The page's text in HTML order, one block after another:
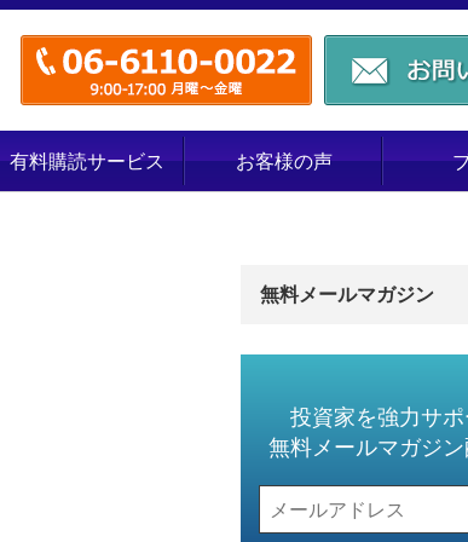
有料購読サービス お客様の声
無料メールマガジン
投資家を強力サポ
無料メールマガジン